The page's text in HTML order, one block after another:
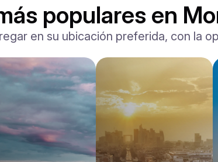
F8 Spider
2022
descapotable, deporte
€
Reserva ahora
populares en
en su ubicación preferida, con la